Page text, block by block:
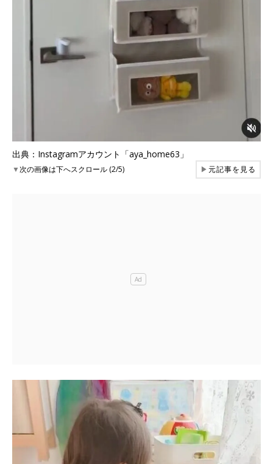
出典：Instagramアカウント「aya_home63」
▼次の画像は下へスクロール (2/5) ▶元記事を見る